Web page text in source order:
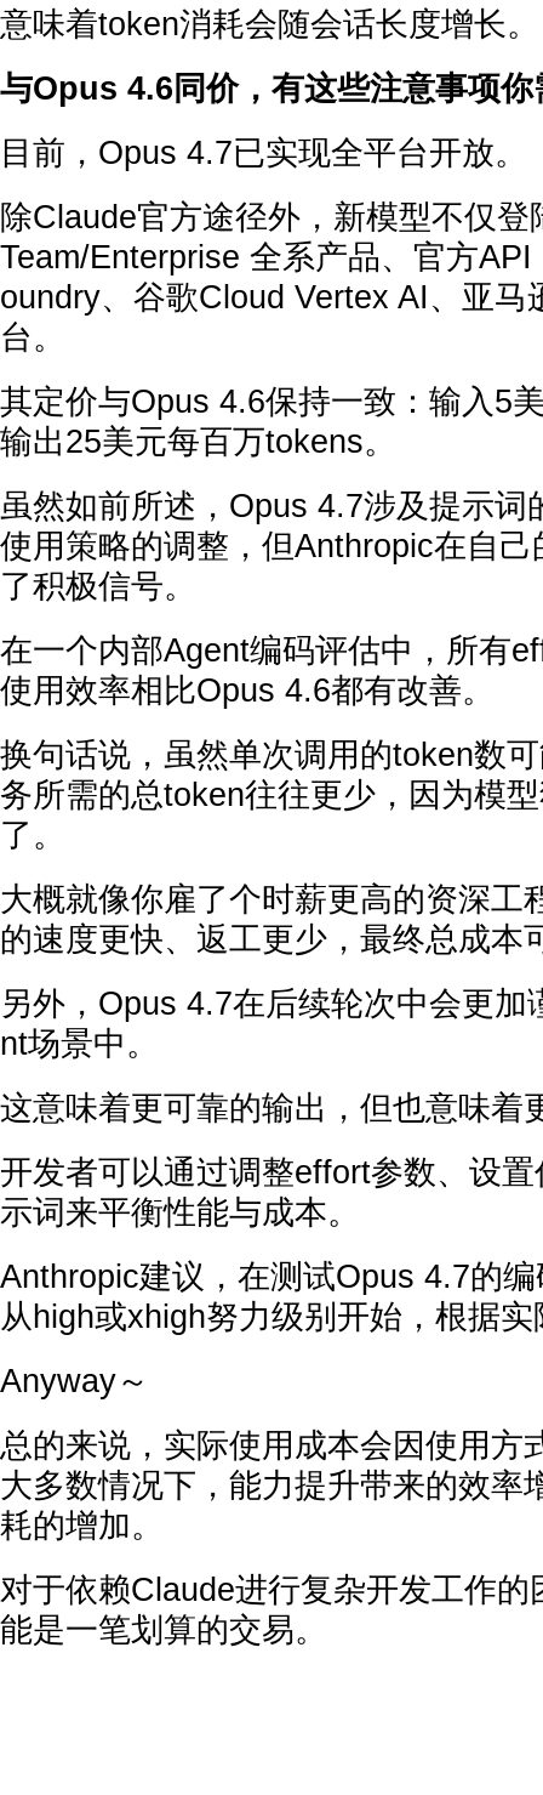
意味着token消耗会随会话长度增长。
与Opus 4.6同价，有这些注意事项你
目前，Opus 4.7已实现全平台开放。
除Claude官方途径外，新模型不仅
Team/Enterprise 全系产品、官方
oundry、谷歌Cloud Vertex AI、亚马
台。
其定价与Opus 4.6保持一致：输入5
输出25美元每百万tokens。
虽然如前所述，Opus 4.7涉及提示词
使用策略的调整，但Anthropic在自
了积极信号。
在一个内部Agent编码评估中，所有
使用效率相比Opus 4.6都有改善。
换句话说，虽然单次调用的token数
务所需的总token往往更少，因为模
了。
大概就像你雇了个时薪更高的资深工
的速度更快、返工更少，最终总成本
另外，Opus 4.7在后续轮次中会更加
nt场景中。
这意味着更可靠的输出，但也意味着
开发者可以通过调整effort参数、设
示词来平衡性能与成本。
Anthropic建议，在测试Opus 4.7的
从high或xhigh努力级别开始，根据
Anyway～
总的来说，实际使用成本会因使用方
大多数情况下，能力提升带来的效率
耗的增加。
对于依赖Claude进行复杂开发工作的
能是一笔划算的交易。